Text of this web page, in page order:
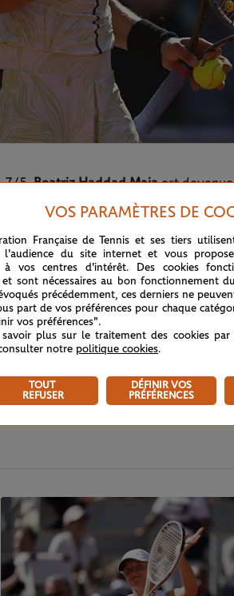
7/5,Beatriz Haddad Maiaest
en 1979.
VOS PARAMÈTRES DE
Française de Tennis et ses tiers
l'audience du site internet et vous
à vos centres d'intérêt. Des cookies
et sont nécessaires au bon fonctionnement
précédemment, ces derniers ne
part de vos préférences pour chaque
vos préférences".
savoir plus sur le traitement des cookies
notre politique cookies.
TOUT
REFUSER
DÉFINIR VOS
PRÉFÉRENCES